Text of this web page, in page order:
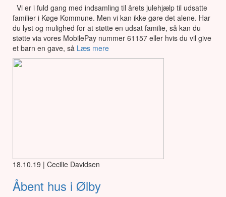
Vi er i fuld gang med indsamling til årets julehjælp til udsatte
familier i Køge Kommune. Men vi kan ikke gøre det alene. Har
du lyst og mulighed for at støtte en udsat familie, så kan du
støtte via vores MobilePay nummer 61157 eller hvis du vil give
et barn en gave, så Læs mere
18.10.19 | Cecilie Davidsen
Åbent hus i Ølby